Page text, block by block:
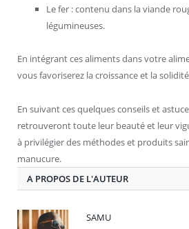
Le fer : contenu dans la viande
légumineuses.
En intégrant ces aliments dans votre
vous favoriserez la croissance et la
En suivant ces quelques conseils et
retrouveront toute leur beauté et leur
à privilégier des méthodes et produits
manucure.
A PROPOS DE L'AUTEUR
SAMU